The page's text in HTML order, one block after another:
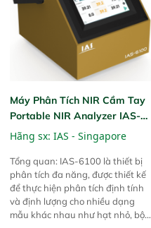
Máy Phân Tích NIR Cầm Tay
Portable NIR Analyzer IAS-
6100
Hãng sx: IAS - Singapore
Tổng quan: IAS-6100 là thiết bị
phân tích đa năng, được thiết kế
để thực hiện phân tích định tính
và định lượng cho nhiều dạng
mẫu khác nhau như hạt nhỏ, bột,